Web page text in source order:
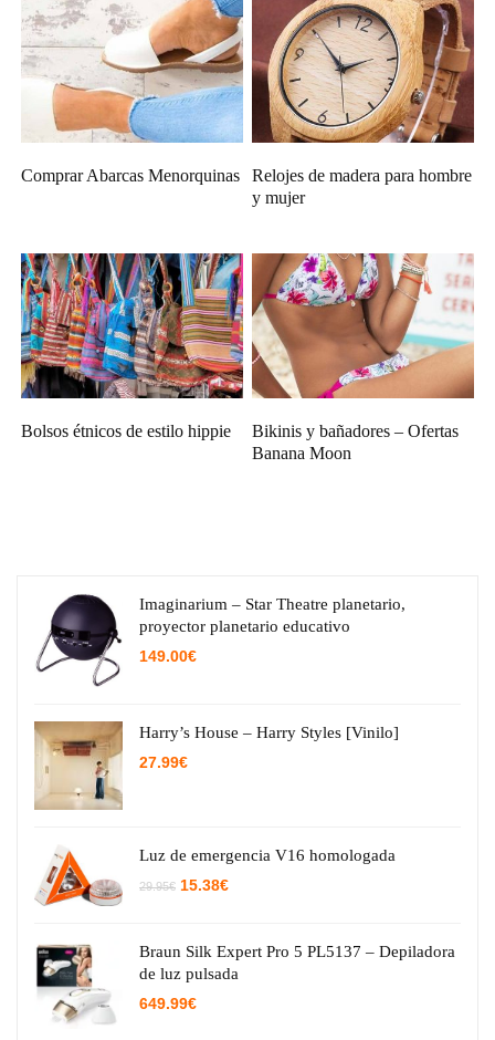
Comprar Abarcas Menorquinas
Relojes de madera para hombre
y mujer
Bolsos étnicos de estilo hippie
Bikinis y bañadores – Ofertas
Banana Moon
Imaginarium – Star Theatre planetario,
proyector planetario educativo
149.00€
Harry’s House – Harry Styles [Vinilo]
27.99€
Luz de emergencia V16 homologada
29.95€ El
29.95€.
15.38€El
15.38€.
Braun Silk Expert Pro 5 PL5137 – Depiladora
de luz pulsada
649.99€